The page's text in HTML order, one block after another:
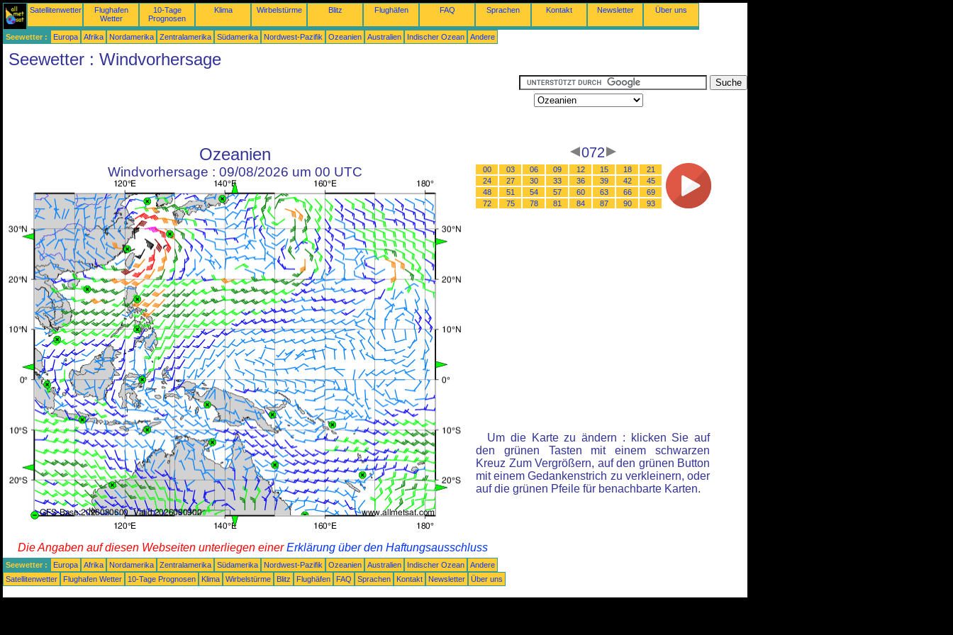
Satellitenwetter
Flughafen
Wetter
10-Tage
Prognosen
Klima Wirbelstürme Blitz Flughäfen FAQ Sprachen Kontakt Newsletter Über uns
Seewetter : Europa Afrika Nordamerika Zentralamerika Südamerika Nordwest-Pazifik Ozeanien Australien Indischer Ozean Andere
Seewetter : Windvorhersage
Ozeanien
Windvorhersage : 09/08/2026 um 00 UTC
072
00 03 06 09 12 15 18
21
24
27 30 33 36 39 42
45
48
51 54 57 60 63 66
69
72
75 78 81 84 87 90 93
Um die Karte zu ändern : klicken Sie auf
den grünen Tasten mit einem schwarzen
Kreuz Zum Vergrößern, auf den grünen Button
mit einem Gedankenstrich zu verkleinern, oder
auf die grünen Pfeile für benachbarte Karten.
Die Angaben auf diesen Webseiten unterliegen einerErklärung über den Haftungsausschluss
Seewetter : Europa Afrika Nordamerika Zentralamerika Südamerika Nordwest-Pazifik Ozeanien Australien Indischer Ozean
Andere
Satellitenwetter
Flughafen Wetter 10-Tage Prognosen Klima Wirbelstürme Blitz Flughäfen FAQ Sprachen Kontakt Newsletter Über uns